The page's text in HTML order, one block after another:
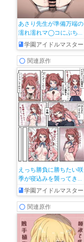
あさり先生が準備万端の
濡れ濡れマ◯コにぶち込
まれて絶頂しちゃう♡
学園アイドルマスター
関連原作
えっち勝負に勝ちたい咲
季が寝込みを襲ってき
て…♡
学園アイドルマスター
関連原作